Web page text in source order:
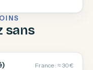
sans
France : ≈ 30 €